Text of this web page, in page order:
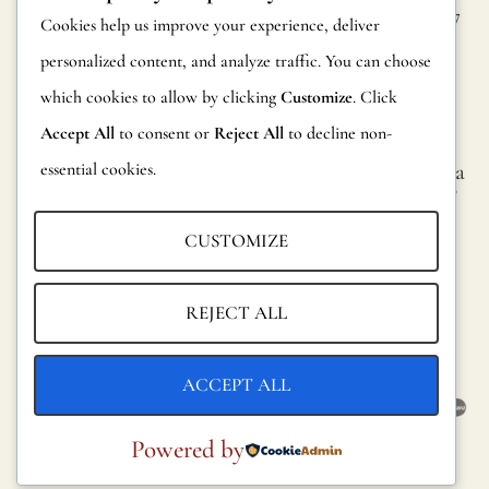
Política de
cookies
Condiciones
generales
Aviso legal
Preguntas
frecuentes
Información
sobre
Devoluciones
Catalogo para
distribuidores
Sostenibilidad
Calle Alheli, 7
29730 Rincón
de la Victoria
España
hola@jamesma
lonefabrics.co
m
Malone
2021
legislación
Puede
solicitar
oficiales
Cookies help us improve your experience, deliver
personalized content, and analyze traffic. You can choose
which cookies to allow by clicking Customize. Click
Accept All to consent or Reject All to decline non-
essential cookies.
CUSTOMIZE
REJECT ALL
ACCEPT ALL
Powered by